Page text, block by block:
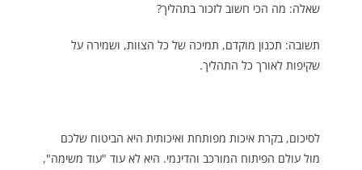
שאלה: מה הכי חשוב לזכור בתהליך?
תשובה: תכנון מוקדם, תמיכה של כל הצוות, ושמירה על
שקיפות לאורך כל התהליך.
לסיכום, בקרת איכות מפותחת ואיכותית היא הביטוח שלכם
מול עולם הפיתוח המורכב והדינמי. היא לא עוד "עוד משימה",